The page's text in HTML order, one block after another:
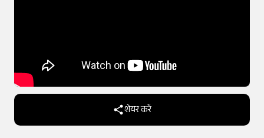
शेयर करें